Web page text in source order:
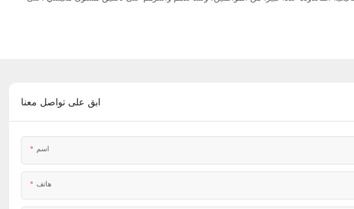
ابق على تواصل معنا
اسم
هاتف